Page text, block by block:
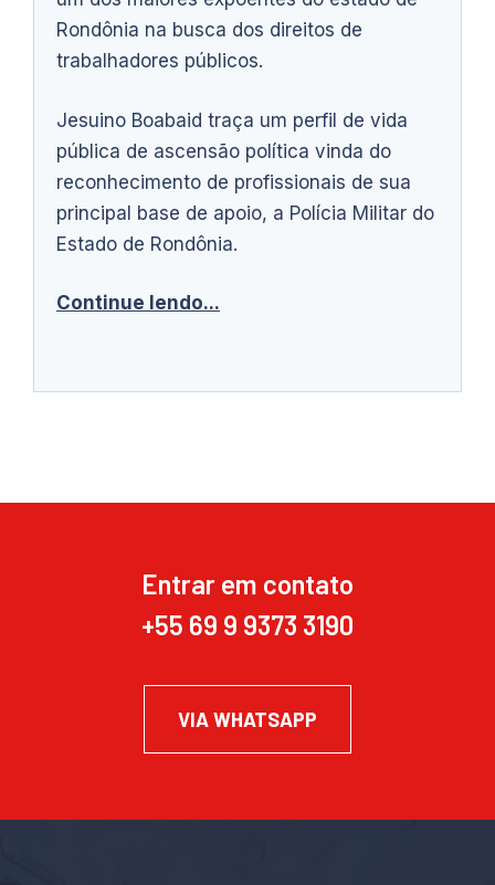
Rondônia na busca dos direitos de
trabalhadores públicos.
Jesuino Boabaid traça um perfil de vida
pública de ascensão política vinda do
reconhecimento de profissionais de sua
principal base de apoio, a Polícia Militar do
Estado de Rondônia.
Continue lendo...
Entrar em contato
+55 69 9 9373 3190
VIA WHATSAPP